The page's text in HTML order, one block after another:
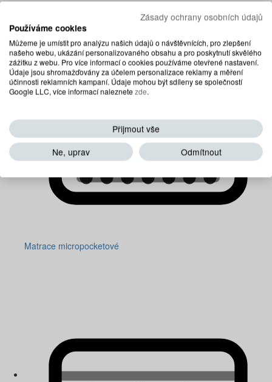
Matrace micropocketové
Zásady ochrany osobních údajů
Používáme cookies
Můžeme je umístit pro analýzu našich údajů o návštěvnících, pro zlepšení
našeho webu, ukázání personalizovaného obsahu a pro poskytnutí skvělého
zážitku z webu. Pro více informací o cookies používáme otevřené nastavení.
Údaje jsou shromažďovány za účelem personalizace reklamy a měření
účinnosti reklamních kampaní. Údaje mohou být sdíleny se společností
Google LLC, více informací naleznetezde.
Přijmout vše
Ne, uprav
Odmítnout